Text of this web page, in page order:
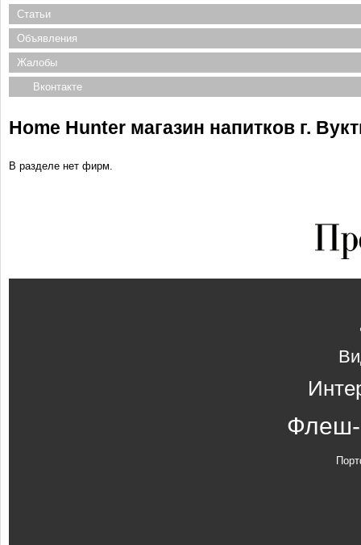
Статьи
Объявления
Жалобы
Вконтакте
Home Hunter магазин напитков г.
В разделе нет фирм.
Флеш-